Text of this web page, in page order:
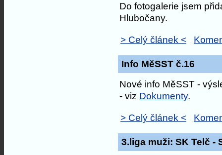
Do fotogalerie jsem
Hlubočany.
> Celý článek <
Info MěSST č.16
Nové info MěSST -
- viz Dokumenty.
> Celý článek <
3.liga muži: SK Telč -